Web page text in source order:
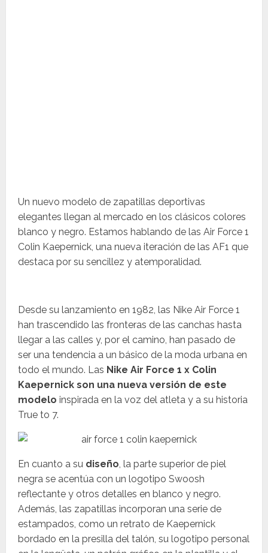
Un nuevo modelo de zapatillas deportivas
elegantes llegan al mercado en los clásicos colores
blanco y negro. Estamos hablando de las Air Force 1
Colin Kaepernick, una nueva iteración de las AF1 que
destaca por su sencillez y atemporalidad.
Desde su lanzamiento en 1982, las Nike Air Force 1
han trascendido las fronteras de las canchas hasta
llegar a las calles y, por el camino, han pasado de
ser una tendencia a un básico de la moda urbana en
todo el mundo. Las Nike Air Force 1 x Colin
Kaepernick son una nueva versión de este
modelo inspirada en la voz del atleta y a su historia
True to 7.
En cuanto a su diseño, la parte superior de piel
negra se acentúa con un logotipo Swoosh
reflectante y otros detalles en blanco y negro.
Además, las zapatillas incorporan una serie de
estampados, como un retrato de Kaepernick
bordado en la presilla del talón, su logotipo personal